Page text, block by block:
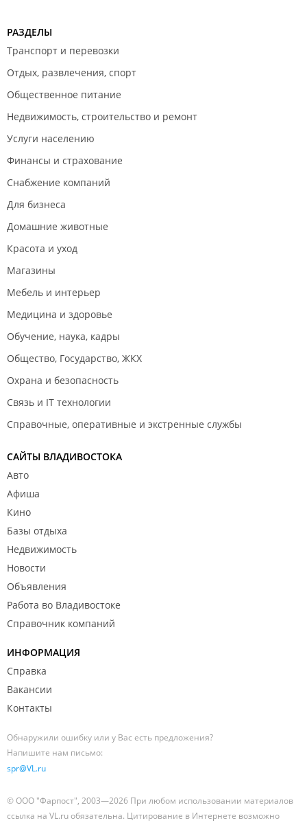
РАЗДЕЛЫ
Транспорт и перевозки
Отдых, развлечения, спорт
Общественное питание
Недвижимость, строительство и ремонт
Услуги населению
Финансы и страхование
Снабжение компаний
Для бизнеса
Домашние животные
Красота и уход
Магазины
Мебель и интерьер
Медицина и здоровье
Обучение, наука, кадры
Общество, Государство, ЖКХ
Охрана и безопасность
Связь и IT технологии
Справочные, оперативные и экстренные службы
САЙТЫ ВЛАДИВОСТОКА
Авто
Афиша
Кино
Базы отдыха
Недвижимость
Новости
Объявления
Работа во Владивостоке
Справочник компаний
ИНФОРМАЦИЯ
Справка
Вакансии
Контакты
Обнаружили ошибку или у Вас есть предложения?
Напишите нам письмо:
spr@VL.ru
© ООО "Фарпост", 2003—2026 При любом использовании материалов
ссылка на VL.ru обязательна. Цитирование в Интернете возможно